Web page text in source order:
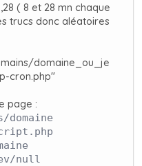
( 8 et 28 mn chaque
trucs donc aléatoires
domaine_ou_je
cron.php"
page :
domaine
null